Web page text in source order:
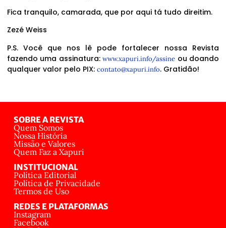
Fica tranquilo, camarada, que por aqui tá tudo direitim.
Zezé Weiss
P.S. Você que nos lê pode fortalecer nossa Revista
fazendo uma assinatura:www.xapuri.info/assine ou doando
qualquer valor pelo PIX: contato@xapuri.info. Gratidão!
SOBRE A REVISTA
Quem Somos
Nossa História
Missão e Valores
Quem Faz a Xapuri
INSTITUCIONAL
Política Editorial
Política de Privacidade
Termos de Uso
REDES E PLATAFORMAS
Instagram
Facebook